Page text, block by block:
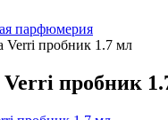
парфюмерия
Verri пробник 1.7 мл
пробник